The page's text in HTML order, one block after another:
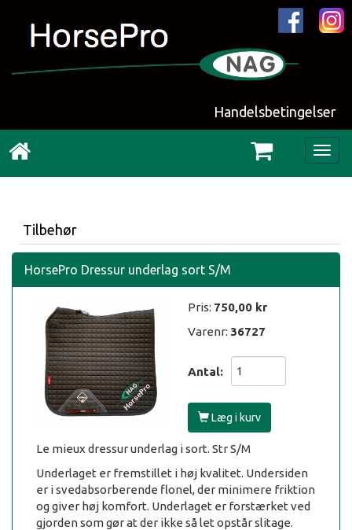
Handelsbetingelser
Tilbehør
HorsePro Dressur underlag sort S/M
Pris: 750,00 kr
Varenr: 36727
Antal:
Læg i kurv
Le mieux dressur underlag i sort. Str S/M
Underlaget er fremstillet i høj kvalitet. Undersiden
er i svedabsorberende flonel, der minimere friktion
og giver høj komfort. Underlaget er forstærket ved
gjorden som gør at der ikke så let opstår slitage.